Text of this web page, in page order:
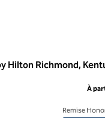
Hilton Richmond,
À
Remise